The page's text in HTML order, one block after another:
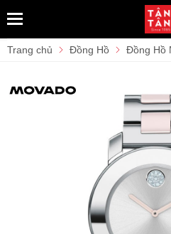
Trang chủ Đồng Hồ Đồng Hồ